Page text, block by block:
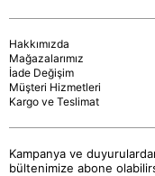
Hakkımızda
Mağazalarımız
İade Değişim
Müşteri Hizmetleri
Kargo ve Teslimat
Kampanya ve
bültenimize abone